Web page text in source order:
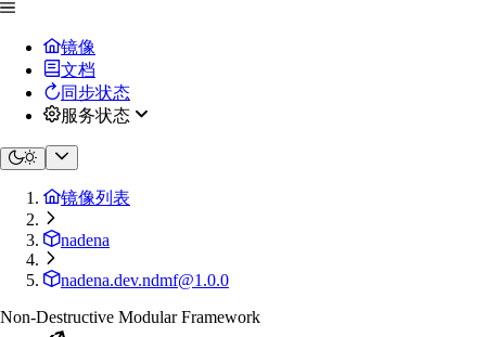
镜像
文档
同步状态
服务状态
镜像列表
nadena
nadena.dev.ndmf@1.0.0
Non-Destructive Modular Framework